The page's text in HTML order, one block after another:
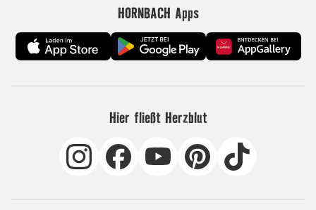
HORNBACH Apps
Hier fließt Herzblut